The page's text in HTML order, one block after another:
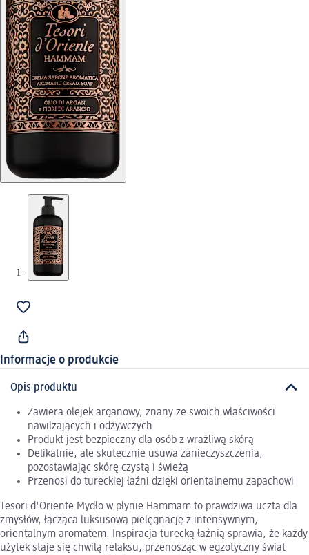
Informacje o produkcie
Opis produktu
Zawiera olejek arganowy, znany ze swoich właściwości
nawilżających i odżywczych
Produkt jest bezpieczny dla osób z wrażliwą skórą
Delikatnie, ale skutecznie usuwa zanieczyszczenia,
pozostawiając skórę czystą i świeżą
Przenosi do tureckiej łaźni dzięki orientalnemu zapachowi
Tesori d'Oriente Mydło w płynie Hammam to prawdziwa uczta dla
zmysłów, łącząca luksusową pielęgnację z intensywnym,
orientalnym aromatem. Inspiracja turecką łaźnią sprawia, że każdy
użytek staje się chwilą relaksu, przenosząc w egzotyczny świat